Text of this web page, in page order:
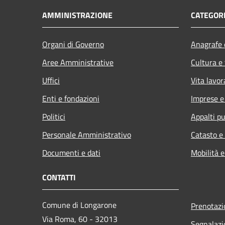
AMMINISTRAZIONE
Organi di Governo
Aree Amministrative
Uffici
Enti e fondazioni
Politici
Personale Amministrativo
Documenti e dati
Cultura
Vita
Imprese
Appalti
Catasto
Mobilità
CONTATTI
Comune di Longarone
Via Roma, 60 - 32013